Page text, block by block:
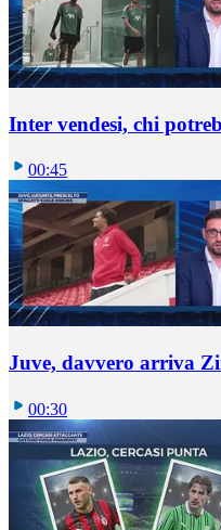
Inter vendesi, chi
00:45
Juve, davvero arriva
00:30